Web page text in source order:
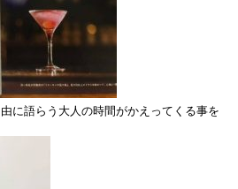
に語らう大人の時間がかえってくる事を